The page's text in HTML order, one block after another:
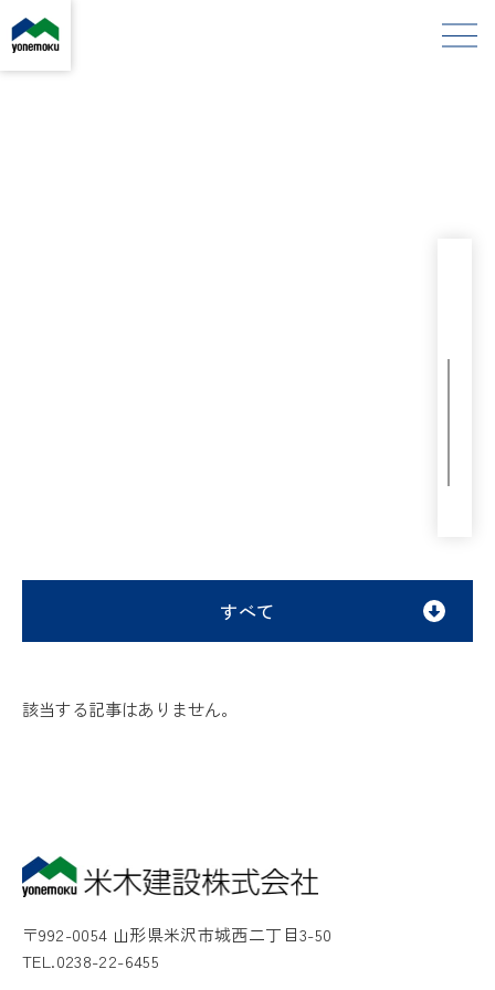
すべて
該当する記事はありません。
〒992-0054 山形県米沢市城西二丁目3-50
TEL.0238-22-6455